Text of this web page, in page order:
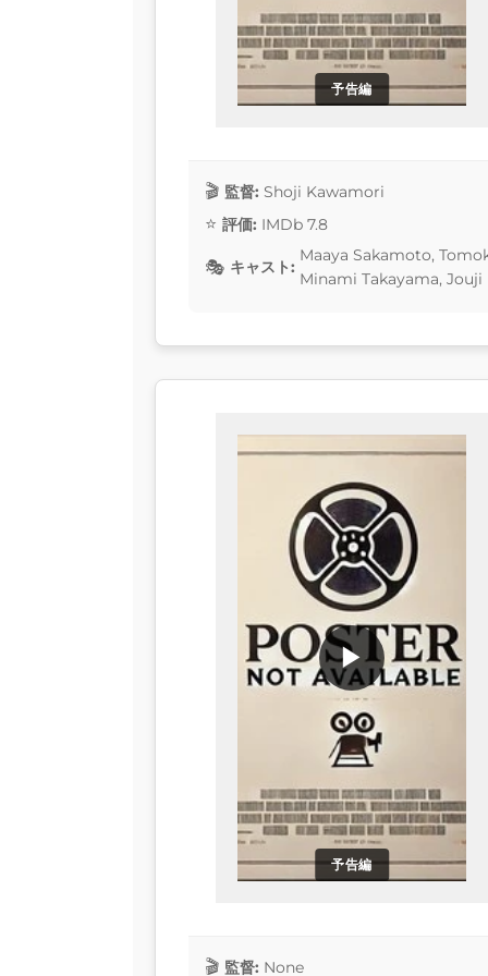
予告編
監督: Shoji Kawamori
評価: IMDb 7.8
キャスト:
Maaya Sakamoto,
Minami Takayama, Jouji
予告編
▶
監督: None